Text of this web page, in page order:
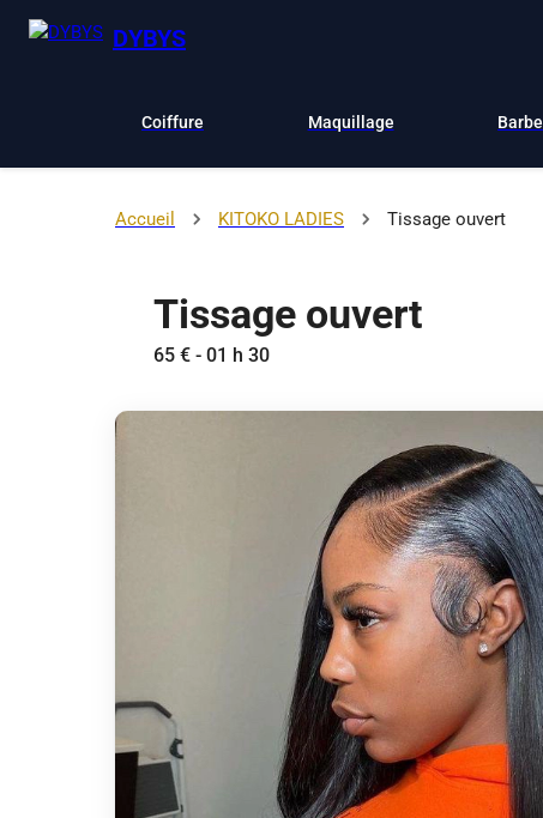
DYBYS
Coiffure Maquillage Barbe
Accueil KITOKO LADIES Tissage ouvert
Tissage ouvert
65 € - 01 h 30